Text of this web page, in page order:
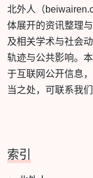
北外人（
体展开的资讯整理
及相关学术与社会
轨迹与公共影响。
于互联网公开信息
当之处，可联系我们
索引